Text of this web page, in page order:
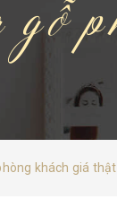
gỗ
khách giá thật